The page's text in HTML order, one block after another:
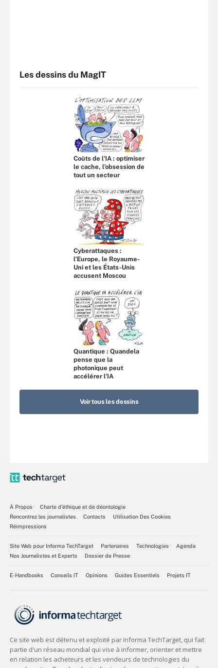
Les dessins du MagIT
Coûts de l'IA : optimiser
le cache, l’obsession de
tout un secteur
Cyberattaques :
l’Europe, le Royaume-
Uni et les États-Unis
accusent Moscou
Quantique : Quandela
pense que la
photonique peut
accélérer l’IA
Voir tous les dessins
À Propos
Charte d’éthique et de déontologie
Rencontrez les journalistes
Contacts
Utilisation Des Cookies
Réimpressions
Site Web pour Informa TechTarget Partenaires Technologies
Agenda
Nos Journalistes et Experts
Dossier de Presse
E-Handbooks Conseils IT Opinions Guides Essentiels Projets IT